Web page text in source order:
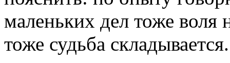
маленьких дел тоже
тоже судьба складывается.